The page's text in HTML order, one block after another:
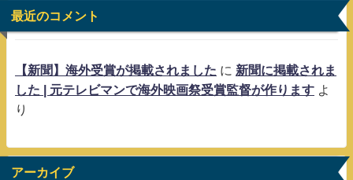
最近のコメント
【新聞】海外受賞が掲載されました に 新聞に掲載されま
した | 元テレビマンで海外映画祭受賞監督が作ります よ
り
アーカイブ